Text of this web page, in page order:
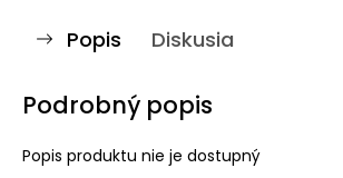
Popis Diskusia
Podrobný popis
Popis produktu nie je dostupný